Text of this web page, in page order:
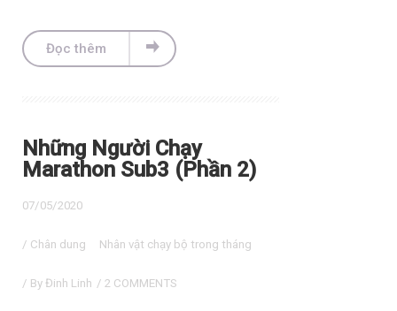
Đọc thêm
Những Người Chạy
Marathon Sub3 (Phần 2)
07/05/2020
/ Chân dung Nhân vật chạy bộ trong tháng
/ By Đinh Linh / 2 COMMENTS